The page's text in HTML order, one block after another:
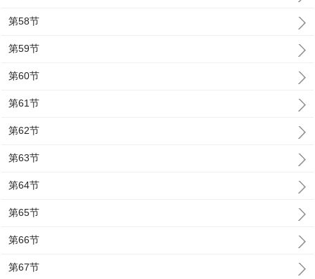
第58节
第59节
第60节
第61节
第62节
第63节
第64节
第65节
第66节
第67节